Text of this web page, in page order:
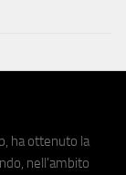
ha ottenuto la
nell'ambito